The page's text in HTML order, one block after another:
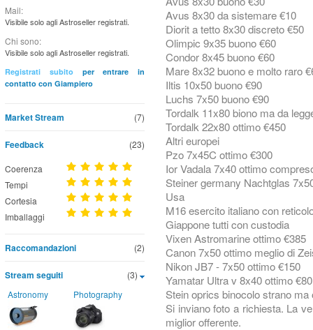
Mail:
Visibile solo agli Astroseller registrati.
Chi sono:
Visibile solo agli Astroseller registrati.
Registrati subitoper entrare in
contatto con Giampiero
(7)
Market Stream
Feedback (23)
Coerenza
Tempi
Cortesia
Imballaggi
(2)
Raccomandazioni
(3)
Stream seguiti
Astronomy Photography
Avus 8x30 da sistemare €10
Diorit a tetto 8x30 discreto €50
Olimpic 9x35 buono €60
Condor 8x45 buono €60
Mare 8x32 buono e molto raro
Iltis 10x50 buono €90
Luchs 7x50 buono €90
Tordalk 11x80 biono ma da
Tordalk 22x80 ottimo €450
Altri europei
Pzo 7x45C ottimo €300
Ior Vadala 7x40 ottimo
Steiner germany Nachtglas
Usa
M16 esercito italiano con
Giappone tutti con custodia
Vixen Astromarine ottimo €385
Canon 7x50 ottimo meglio di
Nikon JB7 - 7x50 ottimo €150
Yamatar Ultra v 8x40 ottimo €80
Stein oprics binocolo strano ma
Si inviano foto a richiesta. La
miglior offerente.